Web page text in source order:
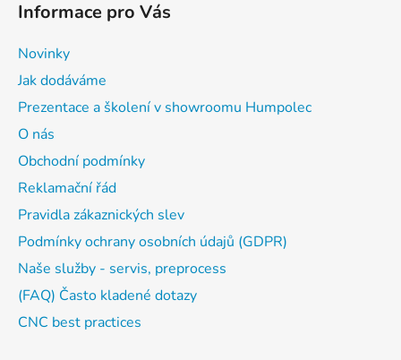
Informace pro Vás
Novinky
Jak dodáváme
Prezentace a školení v showroomu Humpolec
O nás
Obchodní podmínky
Reklamační řád
Pravidla zákaznických slev
Podmínky ochrany osobních údajů (GDPR)
Naše služby - servis, preprocess
(FAQ) Často kladené dotazy
CNC best practices